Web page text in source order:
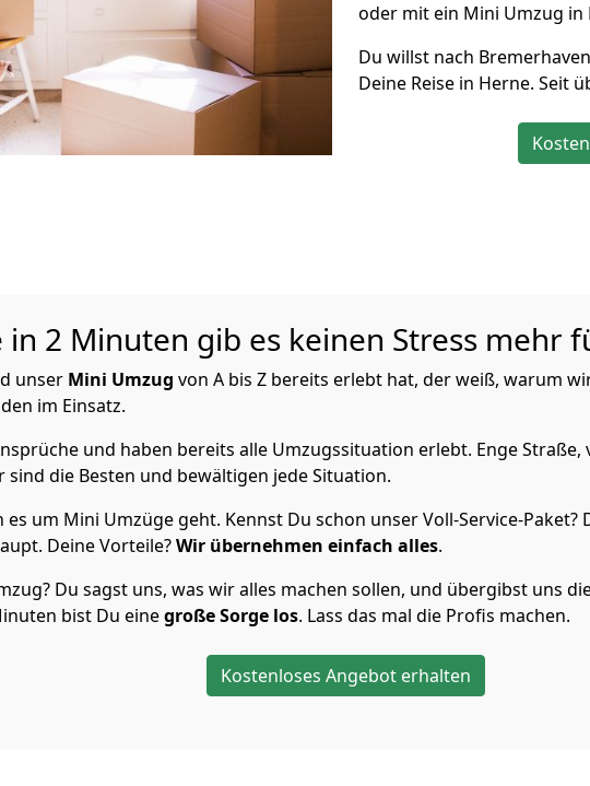
oder mit ein Mini Umzug
Du willst nach
Deine Reise in Herne. Seit
in 2 Minuten gib es keinen Stress mehr
unser Mini Umzug von A bis Z bereits erlebt hat, der weiß, warum
im Einsatz.
und haben bereits alle Umzugssituation erlebt. Enge
die Besten und bewältigen jede Situation.
um Mini Umzüge geht. Kennst Du schon unser Voll-Service-
Deine Vorteile?Wir übernehmen einfach alles.
Du sagst uns, was wir alles machen sollen, und übergibst uns
bist Du einegroße Sorge los. Lass das mal die Profis machen.
Kostenloses Angebot erhalten